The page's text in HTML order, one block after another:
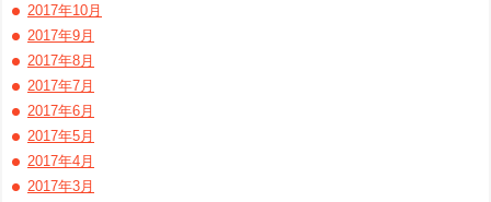
2017年10月
2017年9月
2017年8月
2017年7月
2017年6月
2017年5月
2017年4月
2017年3月